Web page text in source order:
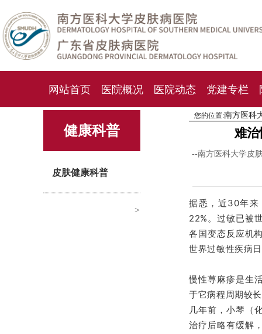
网站首页 医院概况 医院动态 党建专栏
化妆品检测中心 就诊指南 人才
健康科普
皮肤健康科普
>
您的位置:南方医科
难
--南方医科大学皮
据悉，近30年来
22%。过敏已被
各国变态反应机
世界过敏性疾病
慢性荨麻疹是生
于它病程周期较
几年前，小琴（
治疗后略有缓解